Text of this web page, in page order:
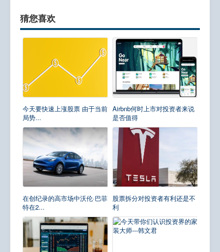
猜您喜欢
今天要快速上涨股票 由于当前
局势...
Airbnb何时上市对投资者来说
是否值得
在创纪录的高市场中沃伦·巴菲
特在2...
股票拆分对投资者有利还是不
利